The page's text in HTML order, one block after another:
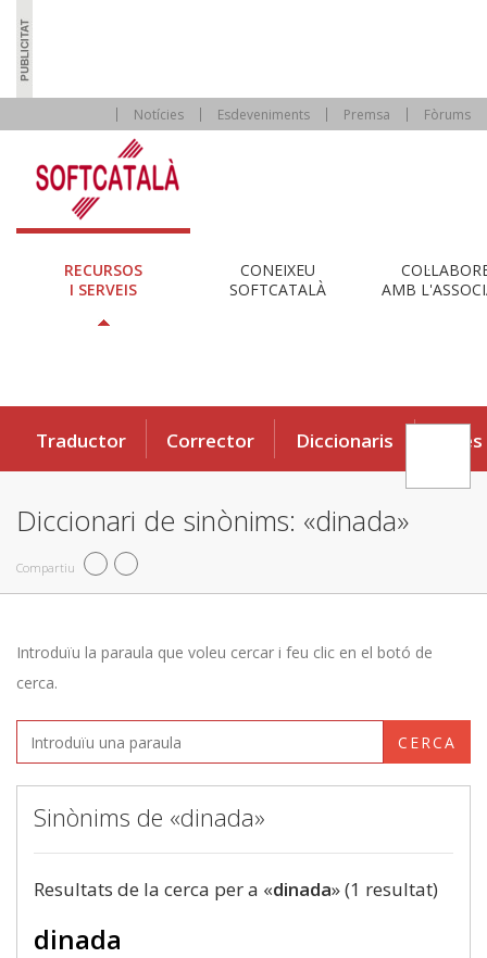
Notícies Esdeveniments Premsa Fòrums
RECURSOS
I SERVEIS
CONEIXEU
SOFTCATALÀ
AMB
Traductor Corrector Diccionaris Eines
Diccionari de sinònims: «dinada»
Compartiu
Introduïu la paraula que voleu cercar i feu clic en el botó de
cerca.
CERCA
Sinònims de «dinada»
Resultats de la cerca per a «dinada» (1 resultat)
dinada